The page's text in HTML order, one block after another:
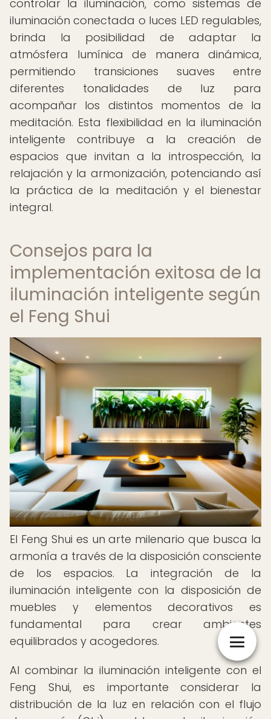
controlar la iluminación, como sistemas de
iluminación conectada o luces LED regulables,
brinda la posibilidad de adaptar la
atmósfera lumínica de manera dinámica,
permitiendo transiciones suaves entre
diferentes tonalidades de luz para
acompañar los distintos momentos de la
meditación. Esta flexibilidad en la iluminación
inteligente contribuye a la creación de
espacios que invitan a la introspección, la
relajación y la armonización, potenciando así
la práctica de la meditación y el bienestar
integral.
Consejos para la
implementación exitosa de la
iluminación inteligente según
el Feng Shui
El Feng Shui es un arte milenario que busca la
armonía a través de la disposición consciente
de los espacios. La integración de la
iluminación inteligente con la disposición de
muebles y elementos decorativos es
fundamental para crear ambientes
equilibrados y acogedores.
Al combinar la iluminación inteligente con el
Feng Shui, es importante considerar la
distribución de la luz en relación con el flujo